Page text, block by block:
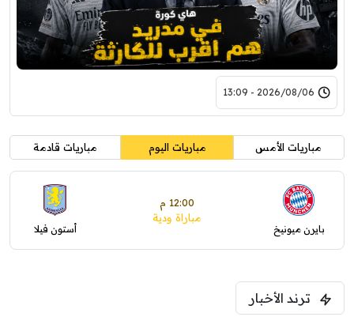
2026/08/06 - 13:09
مباريات الأمس مباريات اليوم مباريات قادمة
بايرن ميونيخ
12:00 م
مباراة ودية
أستون فيلا
ترند الأخبار